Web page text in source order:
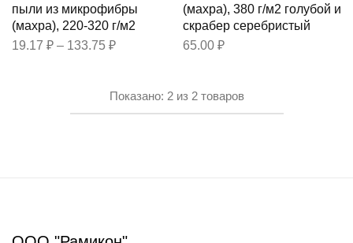
пыли из микрофибры
(махра), 220-320 г/м2
19.17 ₽ – 133.75 ₽
(махра), 380 г/м2 голубой и
скрабер серебристый
65.00 ₽
Показано: 2 из 2 товаров